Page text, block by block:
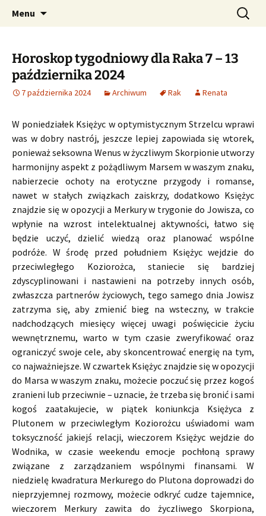
CzaroMarowy horoskop
dzienny, miesięczny i
tygodniowy
Profesjonalne przepowiednie astrologiczne
Menu Szukaj:
Horoskop tygodniowy dla Raka 7 – 13
października 2024
7 października 2024 Archiwum Rak Renata
W poniedziałek Księżyc w optymistycznym Strzelcu wprawi
was w dobry nastrój, jeszcze lepiej zapowiada się wtorek,
ponieważ seksowna Wenus w życzliwym Skorpionie utworzy
harmonijny aspekt z pożądliwym Marsem w waszym znaku,
nabierzecie ochoty na erotyczne przygody i romanse,
nawet w stałych związkach zaiskrzy, dodatkowo Księżyc
znajdzie się w opozycji a Merkury w trygonie do Jowisza, co
wpłynie na wzrost intelektualnej aktywności, łatwo się
będzie uczyć, dzielić wiedzą oraz planować wspólne
podróże. W środę przed południem Księżyc wejdzie do
przeciwległego Koziorożca, staniecie się bardziej
zdyscyplinowani i nastawieni na potrzeby innych osób,
zwłaszcza partnerów życiowych, tego samego dnia Jowisz
zatrzyma się, aby zmienić bieg na wsteczny, w trakcie
nadchodzących miesięcy więcej uwagi poświęcicie życiu
wewnętrznemu, warto w tym czasie zweryfikować oraz
ograniczyć swoje cele, aby skoncentrować energię na tym,
co najważniejsze. W czwartek Księżyc znajdzie się w opozycji
do Marsa w waszym znaku, możecie poczuć się przez kogoś
zranieni lub przeciwnie – uznacie, że trzeba się bronić i sami
kogoś zaatakujecie, w piątek koniunkcja Księżyca z
Plutonem w przeciwległym Koziorożcu uświadomi wam
toksyczność jakiejś relacji, wieczorem Księżyc wejdzie do
Wodnika, w czasie weekendu emocje pochłoną sprawy
związane z zarządzaniem wspólnymi finansami. W
niedzielę kwadratura Merkurego do Plutona doprowadzi do
nieprzyjemnej rozmowy, możecie odkryć cudze tajemnice,
wieczorem Merkury zawita do życzliwego Skorpiona,